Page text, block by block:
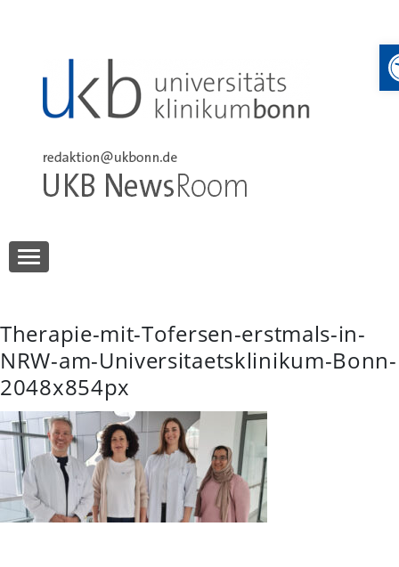
UKB NewsRoom
Therapie-mit-Tofersen-erstmals-in-
NRW-am-Universitaetsklinikum-Bonn-
2048x854px